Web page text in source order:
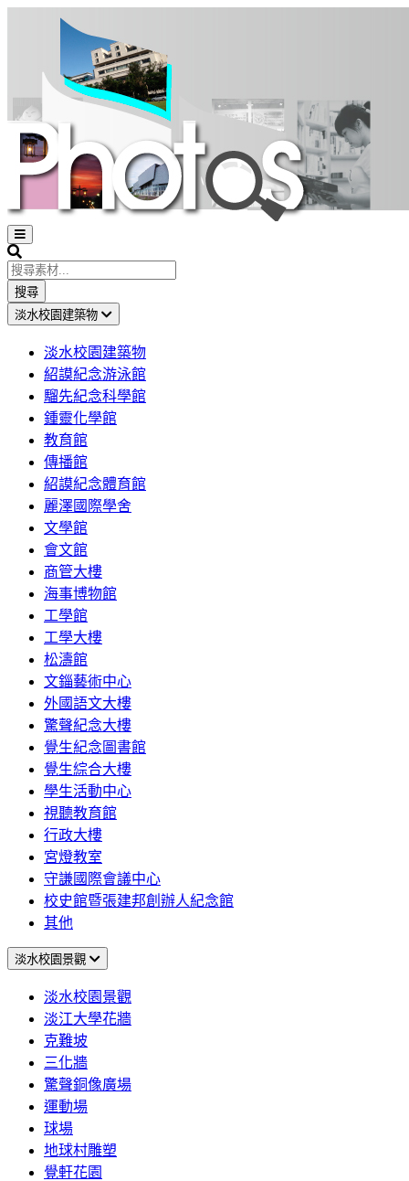
Open
sidebar
Search
搜尋
淡水校園建築物
淡水校園建築物
紹謨紀念游泳館
騮先紀念科學館
鍾靈化學館
教育館
傳播館
紹謨紀念體育館
麗澤國際學舍
文學館
會文館
商管大樓
海事博物館
工學館
工學大樓
松濤館
文錙藝術中心
外國語文大樓
驚聲紀念大樓
覺生紀念圖書館
覺生綜合大樓
學生活動中心
視聽教育館
行政大樓
宮燈教室
守謙國際會議中心
校史館暨張建邦創辦人紀念館
其他
淡水校園景觀
淡水校園景觀
淡江大學花牆
克難坡
三化牆
驚聲銅像廣場
運動場
球場
地球村雕塑
覺軒花園